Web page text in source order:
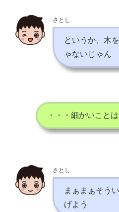
さとし
というか、木
ゃないじゃん
・・・細かいこと
さとし
まぁまぁそう
げよう